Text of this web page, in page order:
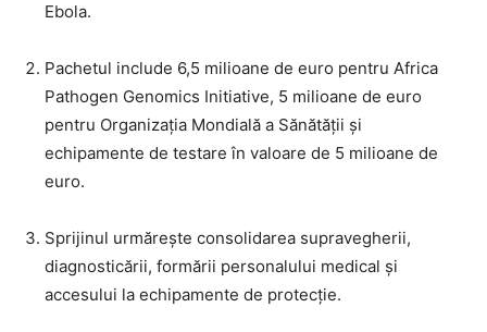
Ebola.
Pachetul include 6,5 milioane de euro pentru Africa
Pathogen Genomics Initiative, 5 milioane de euro
pentru Organizația Mondială a Sănătății și
echipamente de testare în valoare de 5 milioane de
euro.
Sprijinul urmărește consolidarea supravegherii,
diagnosticării, formării personalului medical și
accesului la echipamente de protecție.